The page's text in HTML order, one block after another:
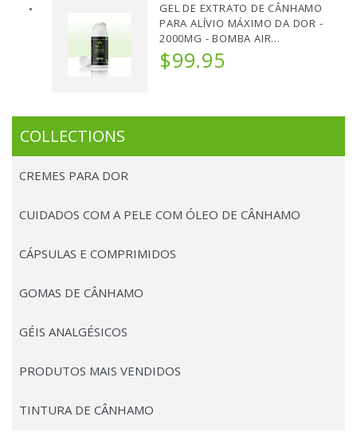
GEL DE EXTRATO DE CÂNHAMO
PARA ALÍVIO MÁXIMO DA DOR -
2000MG - BOMBA AIR...
$99.95
COLLECTIONS
CREMES PARA DOR
CUIDADOS COM A PELE COM ÓLEO DE CÂNHAMO
CÁPSULAS E COMPRIMIDOS
GOMAS DE CÂNHAMO
GÉIS ANALGÉSICOS
PRODUTOS MAIS VENDIDOS
TINTURA DE CÂNHAMO